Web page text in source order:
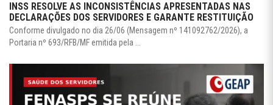
INSS RESOLVE AS INCONSISTÊNCIAS APRESENTADAS NAS
DECLARAÇÕES DOS SERVIDORES E GARANTE RESTITUIÇÃO
Conforme divulgado no dia 26/06 (Mensagem nº 141092762/2026), a
Portaria nº 693/RFB/MF emitida pela ...